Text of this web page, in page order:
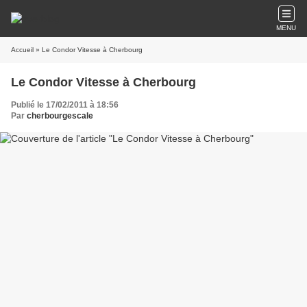
MENU
Accueil » Le Condor Vitesse à Cherbourg
Le Condor Vitesse à Cherbourg
Publié le 17/02/2011 à 18:56
Par cherbourgescale